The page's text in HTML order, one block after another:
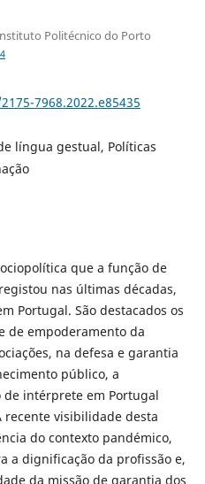
Politécnico do Porto
7968.2022.e85435
língua gestual, Políticas
que a função de
nas últimas décadas,
Portugal. São destacados os
de empoderamento da
na defesa e garantia
público, a
intérprete em Portugal
recente visibilidade desta
do contexto pandémico,
a dignificação da profissão e,
da missão de garantia dos